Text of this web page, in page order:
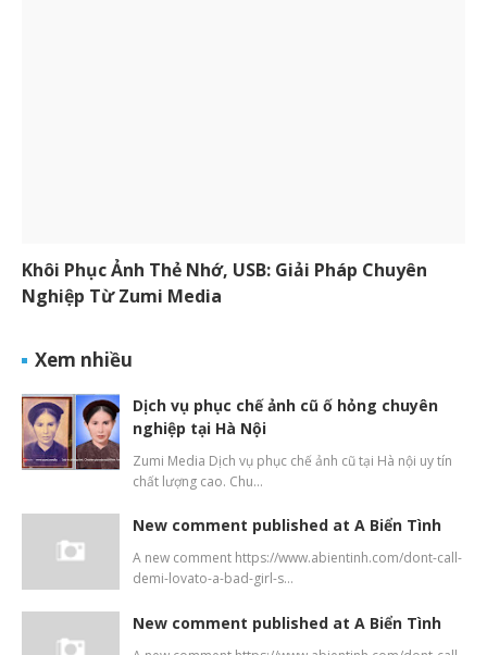
Khôi Phục Ảnh Thẻ Nhớ, USB: Giải Pháp Chuyên
Nghiệp Từ Zumi Media
Xem nhiều
Dịch vụ phục chế ảnh cũ ố hỏng chuyên
nghiệp tại Hà Nội
Zumi Media Dịch vụ phục chế ảnh cũ tại Hà nội uy tín
chất lượng cao. Chu…
New comment published at A Biển Tình
A new comment https://www.abientinh.com/dont-call-
demi-lovato-a-bad-girl-s…
New comment published at A Biển Tình